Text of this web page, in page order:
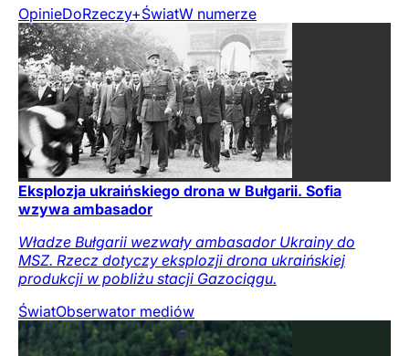
OpinieDoRzeczy+ŚwiatW numerze
Eksplozja ukraińskiego drona w Bułgarii. Sofia
wzywa ambasador
Władze Bułgarii wezwały ambasador Ukrainy do
MSZ. Rzecz dotyczy eksplozji drona ukraińskiej
produkcji w pobliżu stacji Gazociągu.
ŚwiatObserwator mediów